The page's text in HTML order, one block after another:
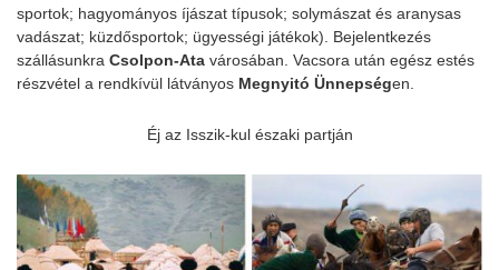
sportok; hagyományos íjászat típusok; solymászat és aranysas
vadászat; küzdősportok; ügyességi játékok). Bejelentkezés
szállásunkra Csolpon-Ata városában. Vacsora után egész estés
részvétel a rendkívül látványos Megnyitó Ünnepségen.
Éj az Isszik-kul északi partján